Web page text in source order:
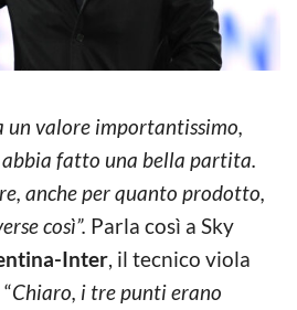
un valore importantissimo,
abbia fatto una bella partita.
anche per quanto prodotto,
così”. Parla così a Sky
Inter, il tecnico viola
Chiaro, i tre punti erano